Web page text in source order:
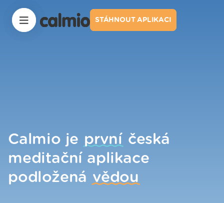
 STÁHNOUT APLIKACI
 STÁHNOUT APLIKACI
Calmio je první česká
meditační aplikace
podložená vědou